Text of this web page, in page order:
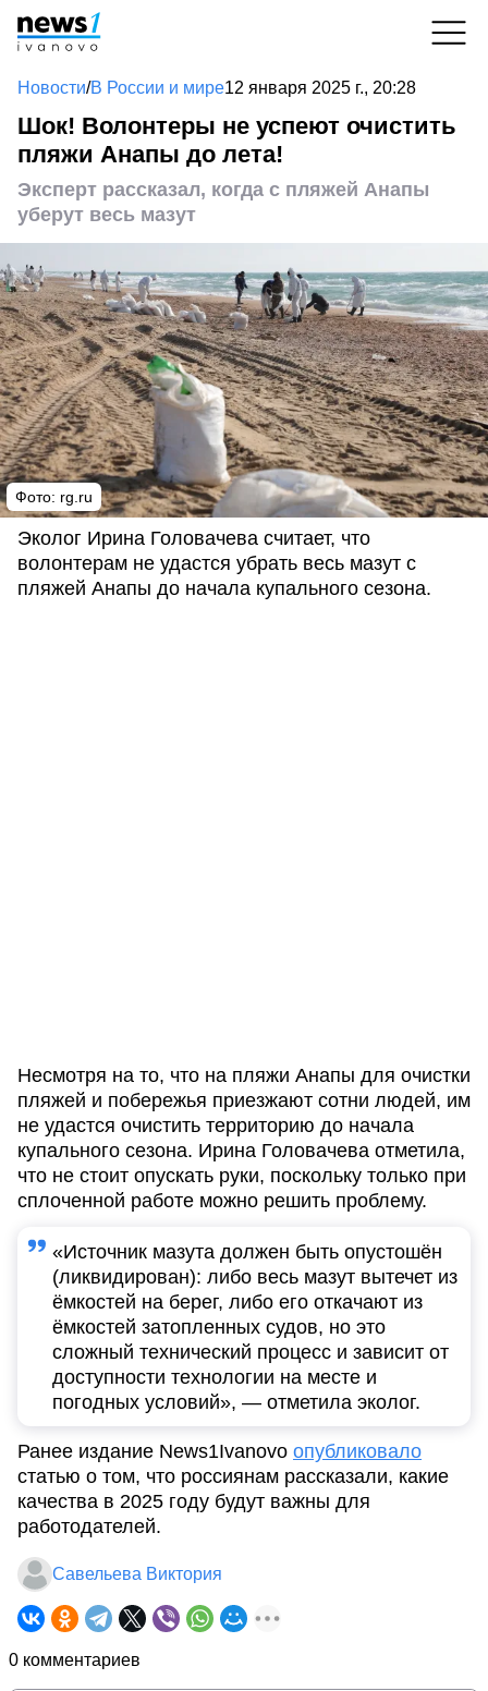
Новости/В России и мире12 января 2025 г., 20:28
Шок! Волонтеры не успеют очистить
пляжи Анапы до лета!
Эксперт рассказал, когда с пляжей Анапы
уберут весь мазут
Фото: rg.ru
Эколог Ирина Головачева считает, что
волонтерам не удастся убрать весь мазут с
пляжей Анапы до начала купального сезона.
Несмотря на то, что на пляжи Анапы для очистки
пляжей и побережья приезжают сотни людей, им
не удастся очистить территорию до начала
купального сезона. Ирина Головачева отметила,
что не стоит опускать руки, поскольку только при
сплоченной работе можно решить проблему.
«Источник мазута должен быть опустошён
(ликвидирован): либо весь мазут вытечет из
ёмкостей на берег, либо его откачают из
ёмкостей затопленных судов, но это
сложный технический процесс и зависит от
доступности технологии на месте и
погодных условий», — отметила эколог.
Ранее издание News1Ivanovo опубликовало
статью о том, что россиянам рассказали, какие
качества в 2025 году будут важны для
работодателей.
Савельева Виктория
0 комментариев